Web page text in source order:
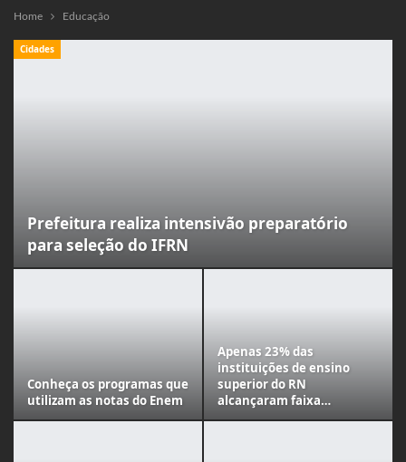
Home Educação
Cidades
Prefeitura realiza intensivão preparatório
para seleção do IFRN
Conheça os programas que
utilizam as notas do Enem
Apenas 23% das
instituições de ensino
superior do RN
alcançaram faixa…